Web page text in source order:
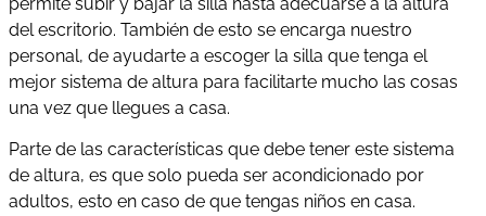
del escritorio. También de esto se encarga nuestro
personal, de ayudarte a escoger la silla que tenga el
mejor sistema de altura para facilitarte mucho las cosas
una vez que llegues a casa.
Parte de las características que debe tener este sistema
de altura, es que solo pueda ser acondicionado por
adultos, esto en caso de que tengas niños en casa.